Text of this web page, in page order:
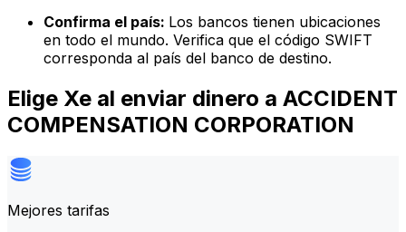
Confirma el país: Los bancos tienen ubicaciones
en todo el mundo. Verifica que el código SWIFT
corresponda al país del banco de destino.
Elige Xe al enviar dinero a ACCIDENT
COMPENSATION CORPORATION
Mejores tarifas